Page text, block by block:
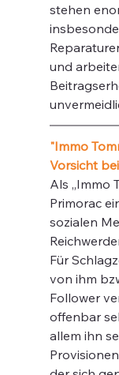
stehen
und
"Immo
Vorsicht
Als „Immo
Primorac
sozialen
Für
von ihm
Follower
offenbar
allem ihn